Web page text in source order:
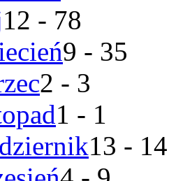
12 - 78
9 - 35
2 - 3
1 - 1
13 - 14